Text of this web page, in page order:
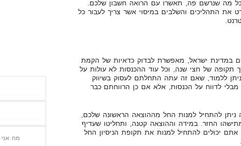
מה שנרשם פה, תאשרו עם הרואה חשבון שלכם.
את התהליכים והשלבים במיסוי אשר צריך לעבור כל
במדינת ישראל, מאפשרת לבדוק כדאיות של הקמת
תקופה של חצי שנה, וכל עוד ההכנסות לא עולות על
ניתן ללמוד, שאם זה עתה התחלתם לעסוק בשיווק
לדווח על הכנסות, אלא אם כן הרווחתם כבר
להתחיל למנות החל מההוצאה הראשונה שלכם,
החזר. במידה וההוצאה קטנה, ותחליטו שעדיף
יכולים להתחיל למנות את תקופת הניסיון החל
מה אני